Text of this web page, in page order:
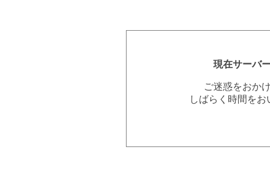
現在サーバ
ご迷惑をおか
しばらく時間を